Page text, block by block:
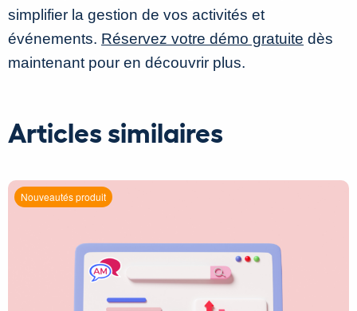
simplifier la gestion de vos activités et
événements. Réservez votre démo gratuite dès
maintenant pour en découvrir plus.
Articles similaires
Nouveautés produit